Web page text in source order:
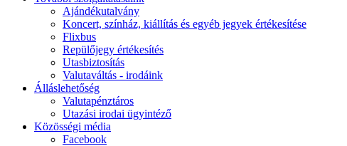
Ajándékutalvány
Koncert, színház, kiállítás és egyéb jegyek értékesítése
Flixbus
Repülőjegy értékesítés
Utasbiztosítás
Valutaváltás - irodáink
Álláslehetőség
Valutapénztáros
Utazási irodai ügyintéző
Közösségi média
Facebook